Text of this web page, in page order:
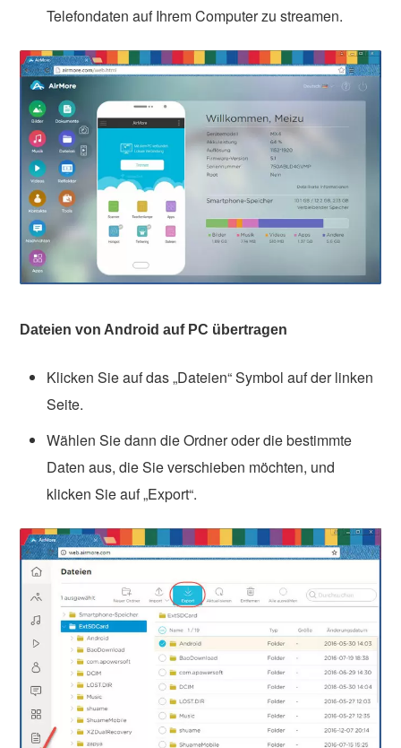
Telefondaten auf Ihrem Computer zu streamen.
Dateien von Android auf PC übertragen
Klicken Sie auf das „Dateien“ Symbol auf der linken
Seite.
Wählen Sie dann die Ordner oder die bestimmte
Daten aus, die Sie verschieben möchten, und
klicken Sie auf „Export“.